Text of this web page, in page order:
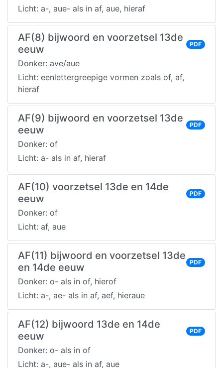
Licht: a-, aue- als in af, aue, hieraf
AF(8) bijwoord en voorzetsel 13de
eeuw
PDF
Donker: ave/aue
Licht: eenlettergreepige vormen zoals of, af,
hieraf
AF(9) bijwoord en voorzetsel 13de
eeuw
PDF
Donker: of
Licht: a- als in af, hieraf
AF(10) voorzetsel 13de en 14de
eeuw
PDF
Donker: of
Licht: af, aue
AF(11) bijwoord en voorzetsel 13de
en 14de eeuw
PDF
Donker: o- als in of, hierof
Licht: a-, ae- als in af, aef, hieraue
AF(12) bijwoord 13de en 14de
eeuw
PDF
Donker: o- als in of
Licht: a-, aue- als in af, aue